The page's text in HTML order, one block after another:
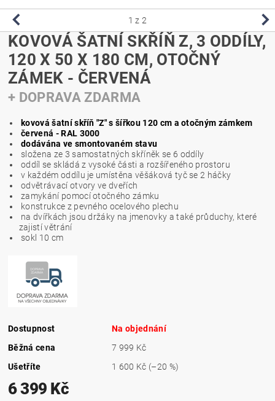
1 z 2
KOVOVÁ ŠATNÍ SKŘÍŇ Z, 3 ODDÍLY,
120 X 50 X 180 CM, OTOČNÝ
ZÁMEK - ČERVENÁ
+ DOPRAVA ZDARMA
kovová šatní skříň "Z" s šířkou 120 cm a otočným zámkem
červená - RAL 3000
dodávána ve smontovaném stavu
složena ze 3 samostatných skříněk se 6 oddíly
oddíl se skládá z vysoké části a rozšířeného prostoru
v každém oddílu je umístěna věšáková tyč se 2 háčky
odvětrávací otvory ve dveřích
zamykání pomocí otočného zámku
konstrukce z pevného ocelového plechu
na dvířkách jsou držáky na jmenovky a také průduchy, které
zajistí větrání
sokl 10 cm
Dostupnost
Na objednání
Běžná cena
7 999 Kč
Ušetříte
1 600 Kč (–20 %)
6 399 Kč